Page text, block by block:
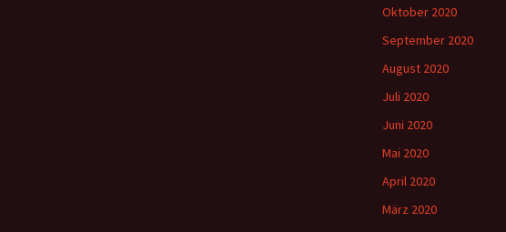
Oktober 2020
September 2020
August 2020
Juli 2020
Juni 2020
Mai 2020
April 2020
März 2020